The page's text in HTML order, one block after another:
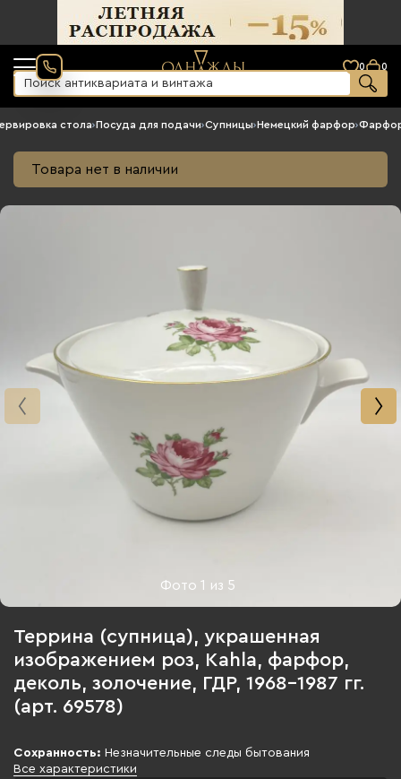
0 0
стола›Посуда для подачи›Супницы›Немецкий фарфор›
Товара нет в наличии
Фото1 из 5
Террина (супница), украшенная
изображением роз, Kahla, фарфор,
деколь, золочение, ГДР, 1968-1987 гг.
(арт. 69578)
Сохранность: Незначительные следы бытования
Все характеристики